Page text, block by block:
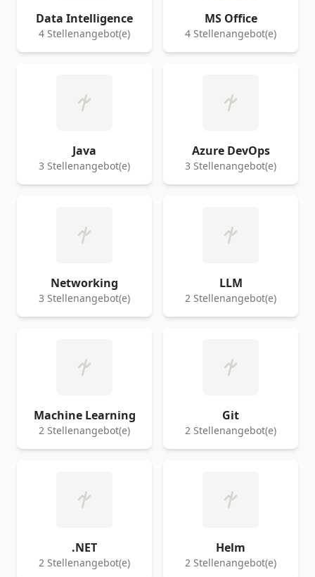
Data Intelligence
4 Stellenangebot(e)
MS Office
4 Stellenangebot(e)
Java
3 Stellenangebot(e)
Azure DevOps
3 Stellenangebot(e)
Networking
3 Stellenangebot(e)
LLM
2 Stellenangebot(e)
Machine Learning
2 Stellenangebot(e)
Git
2 Stellenangebot(e)
.NET
2 Stellenangebot(e)
Helm
2 Stellenangebot(e)